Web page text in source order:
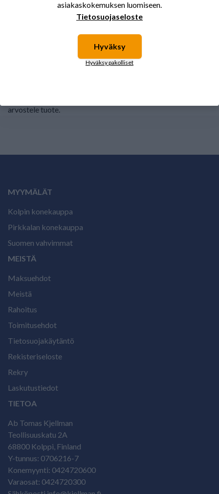
arvostele tuote.
MYYMÄLÄT
Kolpin konekauppa
Pirkkalan konekauppa
Suomen vahvimmat
MEISTÄ
Maksuehdot
Meistä
Rahoitus
Toimitusehdot
Tietosuojakäytäntö
Rekisteriseloste
Rekry
Laskutustiedot
TIETOA
Ab Tomas Kjellman
Teollisuuskatu 2A
68800 Kolppi, Finland
Y-tunnus: 0706216-7
Konemyynti: 0424720600
Varaosat: 0424720300
asiakaskokemuksen luomiseen.
Tietosuojaseloste
Hyväksy
Hyväksy pakolliset